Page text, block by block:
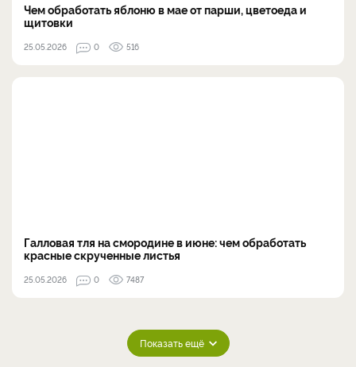
Чем обработать яблоню в мае от парши, цветоеда и
щитовки
25.05.2026 0 516
Галловая тля на смородине в июне: чем обработать
красные скрученные листья
25.05.2026 0 7487
Показать ещё